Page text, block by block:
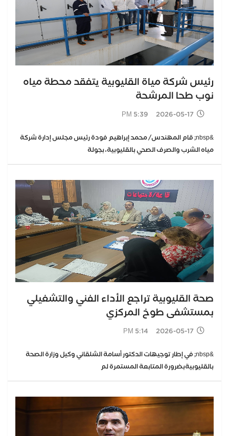
رئيس شركة مياة القليوبية يتفقد محطة مياه
نوب طحا المرشحة
2026-05-17 5:39 PM
&nbsp; قام المهندس/ محمد إبراهيم فودة رئيس مجلس إدارة شركة
مياه الشرب والصرف الصحي بالقليوبية، بجولة
صحة القليوبية تراجع الأداء الفني والتشغيلي
بمستشفى طوخ المركزي
2026-05-17 5:14 PM
&nbsp; في إطار توجيهات الدكتور أسامة الشلقاني وكيل وزارة الصحة
بالقليوبيةبضرورة المتابعة المستمرة لم